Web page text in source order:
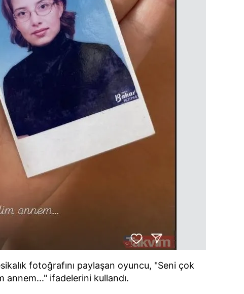
fotoğrafını paylaşan oyuncu, "Seni çok
annem..." ifadelerini kullandı.